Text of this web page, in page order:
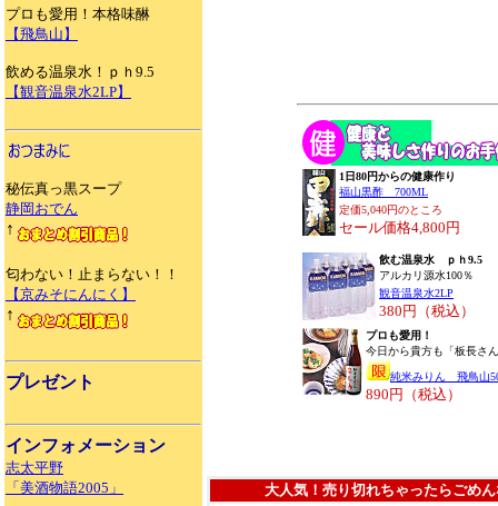
プロも愛用！本格味醂
【飛鳥山】
飲める温泉水！ｐｈ9.5
【観音温泉水2LP】
秘伝真っ黒スープ
静岡おでん
↑
匂わない！止まらない！！
【京みそにんにく】
↑
プレゼント
インフォメーション
志太平野
「美酒物語2005」
1日80円からの健康作り
福山黒酢 700ML
定価5,040円のところ
セール価格4,800円
飲む温泉水 ｐｈ9.5
アルカリ源水100％
観音温泉水2LP
380円（税込）
プロも愛用！
今日から貴方も「板長さ
純米みりん 飛鳥山
890円（税込）
大人気！売り切れちゃったらごめ